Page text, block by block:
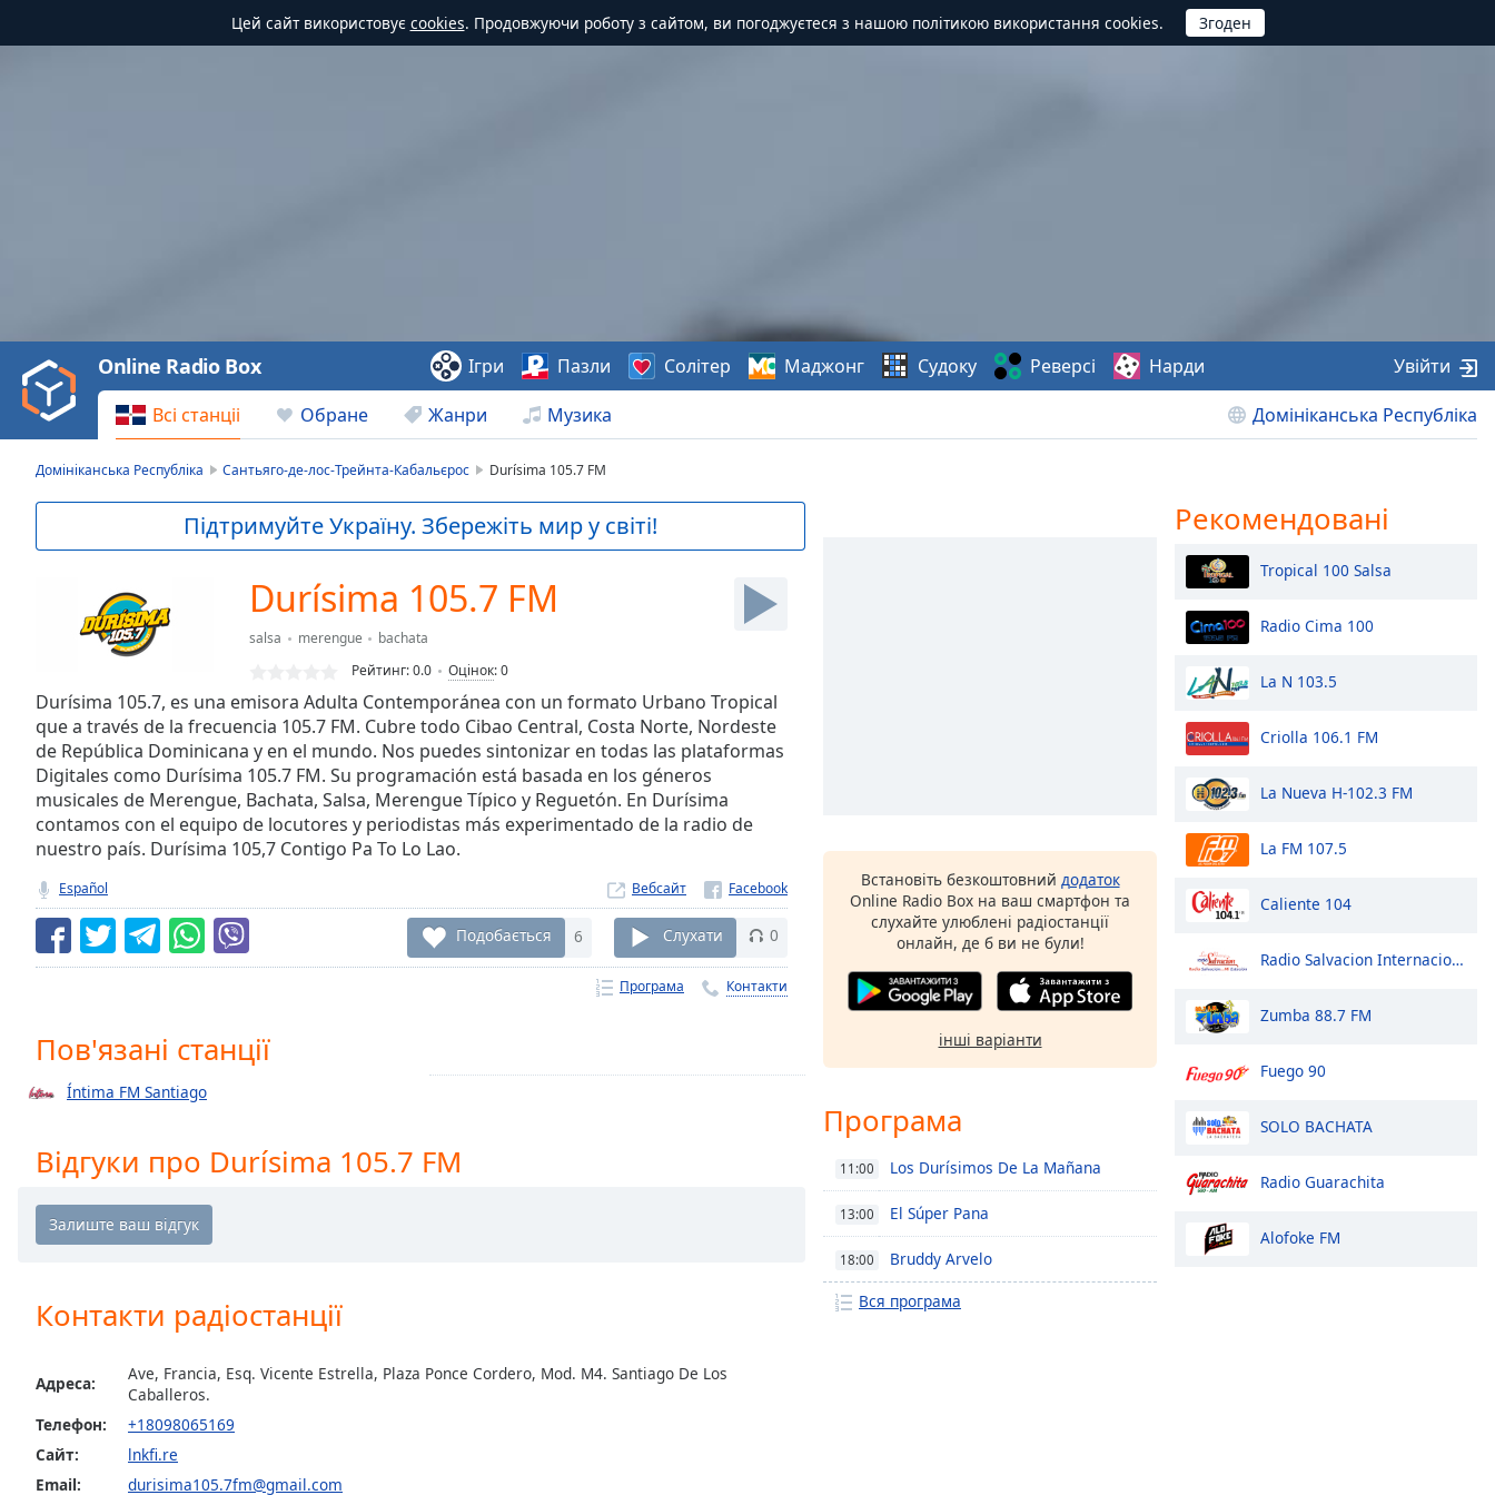
Цей сайт використовує cookies. Продовжуючи роботу з сайтом, ви погоджуєтеся з нашою політикою використання cookies.
Video
Play
Backward
Skip
Mute
Current
TypeLIVE
Seek to
live,
currently
behind
LIVE
Remaining
Time-
Playback
Chapters
Descriptions
off,
selected
Subtitles
opens
dialog
off,
selected
Всі станціі Обране Жанри Музика Домініканська Республіка
Online Radio Box Ігри Пазли Солітер Маджонг Судоку Реверсі Нарди Увійти
Домініканська Республіка Сантьяго-де-лос-Трейнта-Кабальєрос Durísima 105.7 FM
Підтримуйте Україну. Збережіть мир у світі!
Durísima 105.7 FM
salsa merengue
bachata
Рейтинг:0.0 Оцінок:0
Durísima 105.7, es una emisora Adulta Contemporánea con un formato Urbano Tropical
que a través de la frecuencia 105.7 FM. Cubre todo Cibao Central, Costa Norte, Nordeste
de República Dominicana y en el mundo. Nos puedes sintonizar en todas las plataformas
Digitales como Durísima 105.7 FM. Su programación está basada en los géneros
musicales de Merengue, Bachata, Salsa, Merengue Típico y Reguetón. En Durísima
contamos con el equipo de locutores y periodistas más experimentado de la radio de
nuestro país. Durísima 105,7 Contigo Pa To Lo Lao.
Español Вебсайт
Подобається 6 Слухати 0
Програма Контакти
Пов'язані станції
Íntima FM Santiago
Відгуки про Durísima 105.7 FM
Контакти радіостанції
Адреса:
Ave, Francia, Esq. Vicente Estrella, Plaza Ponce Cordero, Mod. M4. Santiago De Los
Caballeros.
Телефон:
+18098065169
Сайт:
lnkfi.re
Email:
durisima105.7fm@gmail.com
Встановіть безкоштовний додаток
Online Radio Box на ваш смартфон та
слухайте улюблені радіостанції
онлайн, де б ви не були!
інші варіанти
Програма
11:00 Los Durísimos De La Mañana
13:00 El Súper Pana
18:00
Bruddy Arvelo
Вся програма
Рекомендовані
Tropical 100 Salsa
Radio Cima 100
La N 103.5
Criolla 106.1 FM
La Nueva H-102.3 FM
La FM 107.5
Caliente 104
Radio Salvacion Internacional
Zumba 88.7 FM
Fuego 90
SOLO BACHATA
Radio Guarachita
Alofoke FM